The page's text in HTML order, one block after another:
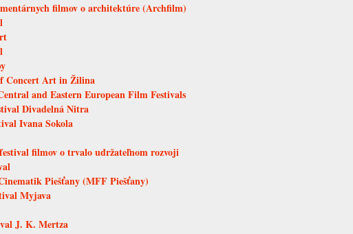
filmov o architektúre (Archfilm)
Concert Art in Žilina
and Eastern European Film Festivals
Divadelná Nitra
Ivana Sokola
filmov o trvalo udržateľnom rozvoji
Piešťany (MFF Piešťany)
Myjava
J. K. Mertza